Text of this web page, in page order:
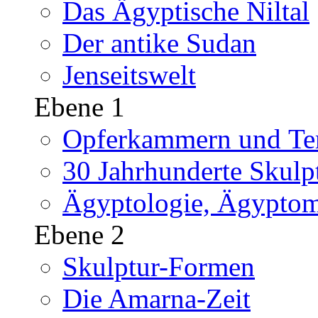
Das Ägyptische Niltal
Der antike Sudan
Jenseitswelt
Ebene 1
Opferkammern und
30 Jahrhunderte
Ägyptologie,
Ebene 2
Skulptur-Formen
Die Amarna-Zeit